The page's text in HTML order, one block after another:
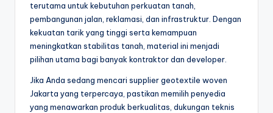
terutama untuk kebutuhan perkuatan tanah,
pembangunan jalan, reklamasi, dan infrastruktur. Dengan
kekuatan tarik yang tinggi serta kemampuan
meningkatkan stabilitas tanah, material ini menjadi
pilihan utama bagi banyak kontraktor dan developer.
Jika Anda sedang mencari supplier geotextile woven
Jakarta yang terpercaya, pastikan memilih penyedia
yang menawarkan produk berkualitas, dukungan teknis